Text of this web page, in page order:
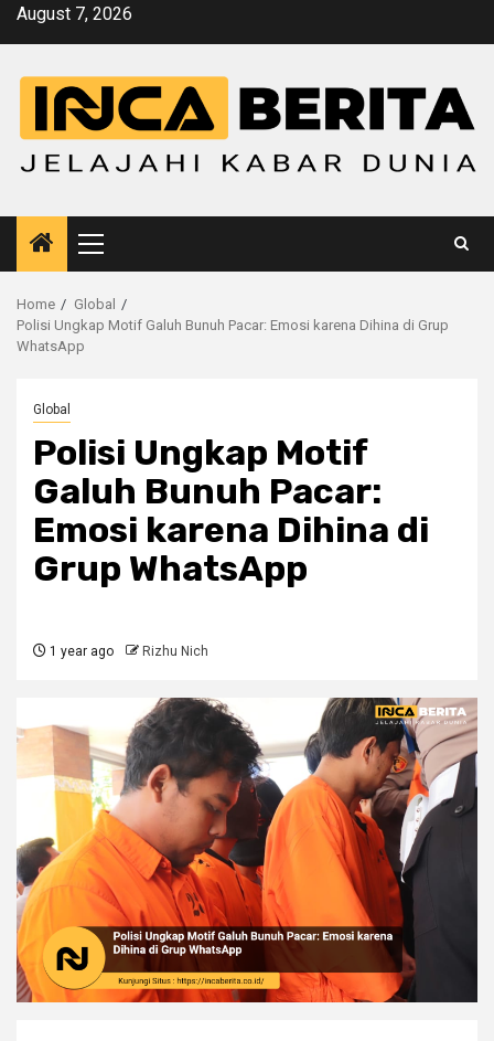
SkipAugust 7, 2026
Primary
Menu
Home
Global
Polisi Ungkap Motif Galuh Bunuh Pacar: Emosi karena Dihina di Grup
WhatsApp
Global
Polisi Ungkap Motif
Galuh Bunuh Pacar:
Emosi karena Dihina di
Grup WhatsApp
1 year ago Rizhu Nich